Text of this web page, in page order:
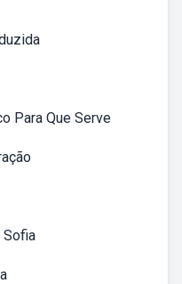
Para Que Serve
Sofia